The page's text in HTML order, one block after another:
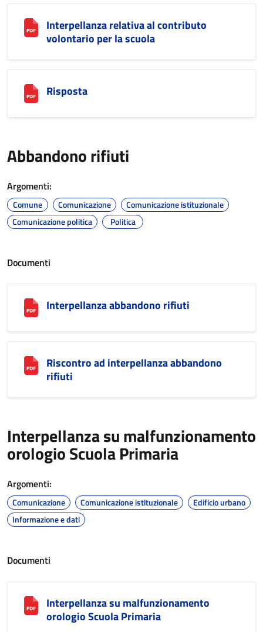
Interpellanza relativa al contributo
volontario per la scuola
Risposta
Abbandono rifiuti
Argomenti:
Comune Comunicazione
Comunicazione istituzionale
Comunicazione politica
Politica
Documenti
Interpellanza abbandono rifiuti
Riscontro ad interpellanza abbandono
rifiuti
Interpellanza su malfunzionamento
orologio Scuola Primaria
Argomenti:
Comunicazione Comunicazione istituzionale
Edificio urbano
Informazione e dati
Documenti
Interpellanza su malfunzionamento
orologio Scuola Primaria